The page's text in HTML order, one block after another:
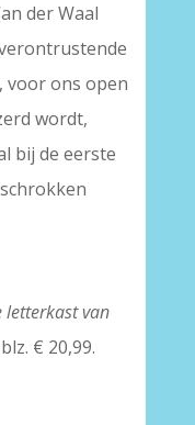
der Waal
voor ons open
wordt,
bij de eerste
letterkast van
€ 20,99.